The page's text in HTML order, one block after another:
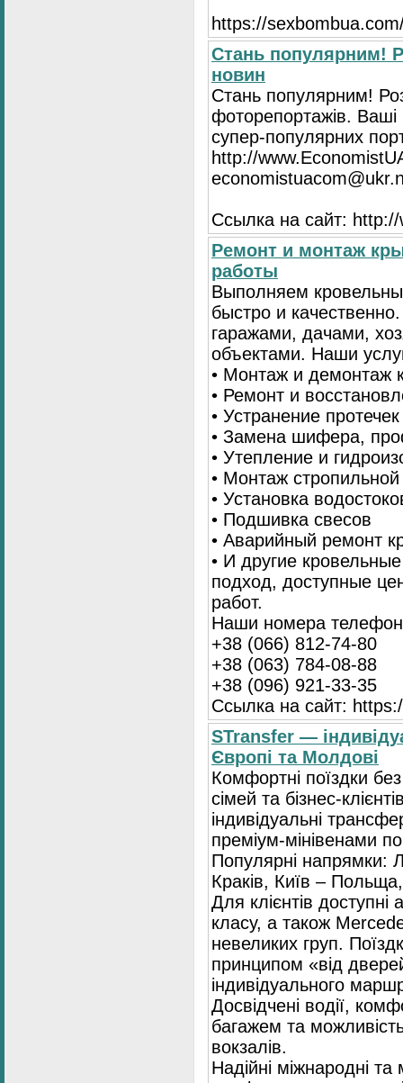
https://
Стань популярним!
новин
Стань популярним!
фоторепортажів. Ваші
супер-популярних
http://
Ссылка на сайт:
Ремонт и монтаж
работы
Выполняем
быстро и
гаражами, дачами,
объектами. Наши
• Монтаж и демонтаж
• Ремонт и
• Устранение протечек
• Замена шифера,
• Утепление и
• Монтаж
• Установка
• Подшивка свесов
• Аварийный ремонт
• И другие
подход, доступные
работ.
Наши номера
+38 (066) 812-74-80
+38 (063) 784-08-88
+38 (096) 921-33-35
Ссылка на сайт:
STransfer —
Європі та Молдові
Комфортні поїздки
сімей та бізнес-
індивідуальні
преміум-мінівенами
Популярні напрямки:
Краків, Київ –
Для клієнтів
класу, а також
невеликих груп.
принципом «від
індивідуального
Досвідчені водії,
багажем та
вокзалів.
Надійні міжнародні